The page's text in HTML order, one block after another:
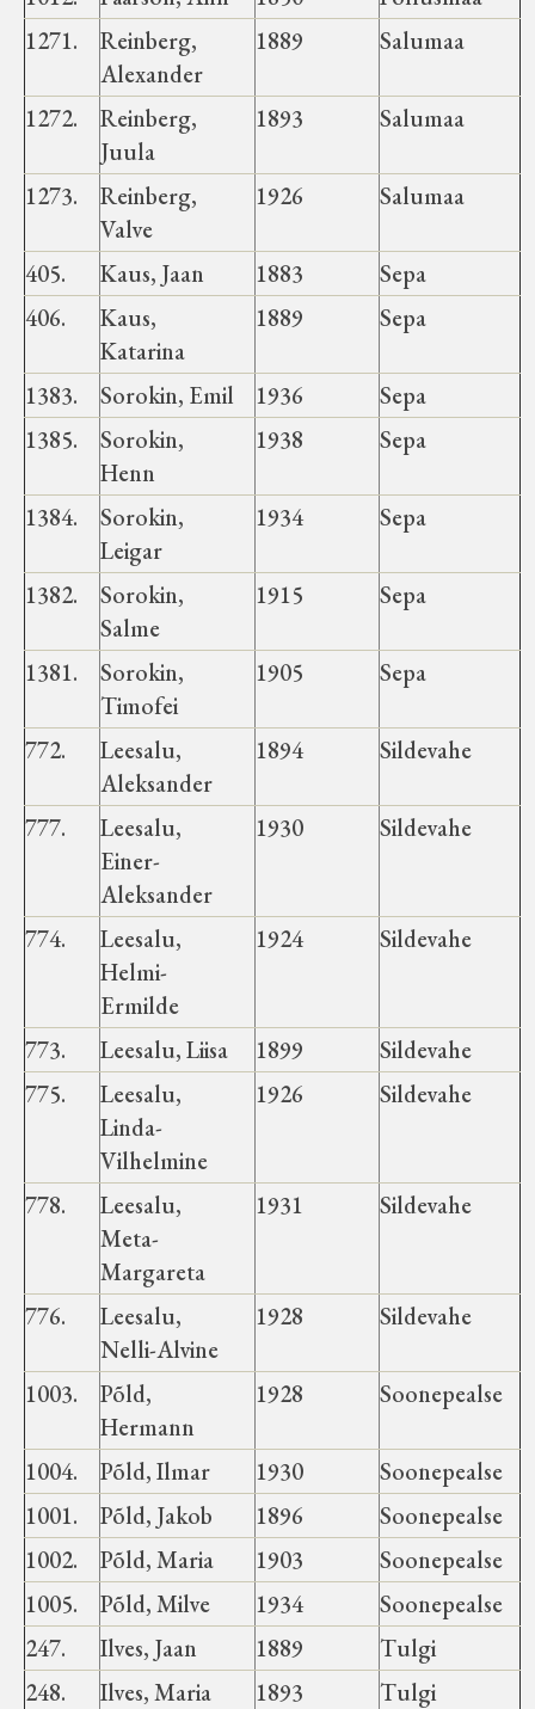
1271.
Reinberg,
Alexander
1889 Salumaa
1272.
Reinberg,
Juula
1893 Salumaa
1273.
Reinberg,
Valve
1926 Salumaa
405. Kaus, Jaan 1883
Sepa
406.
Kaus,
Katarina
1889 Sepa
1383. Sorokin, Emil 1936
Sepa
1385.
Sorokin,
Henn
1938 Sepa
1384.
Sorokin,
Leigar
1934 Sepa
1382.
Sorokin,
Salme
1915 Sepa
1381.
Sorokin,
Timofei
1905 Sepa
772.
Leesalu,
Aleksander
1894 Sildevahe
777.
Leesalu,
Einer-
Aleksander
1930 Sildevahe
774.
Leesalu,
Helmi-
Ermilde
1924 Sildevahe
773. Leesalu, Liisa 1899
Sildevahe
775.
Leesalu,
Linda-
Vilhelmine
1926 Sildevahe
778.
Leesalu,
Meta-
Margareta
1931 Sildevahe
776.
Leesalu,
Nelli-Alvine
1928 Sildevahe
1003.
Põld,
Hermann
1928 Soonepealse
1004. Põld, Ilmar 1930
Soonepealse
1001.
Põld, Jakob 1896
Soonepealse
1002.
Põld, Maria 1903
Soonepealse
1005.
Põld, Milve 1934
Soonepealse
247.
Ilves, Jaan 1889
Tulgi
248.
Ilves, Maria 1893
Tulgi